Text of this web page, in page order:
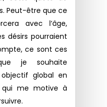
Peut-être que ce
avec l’âge,
désirs pourraient
ce sont ces
je souhaite
global en
me motive à